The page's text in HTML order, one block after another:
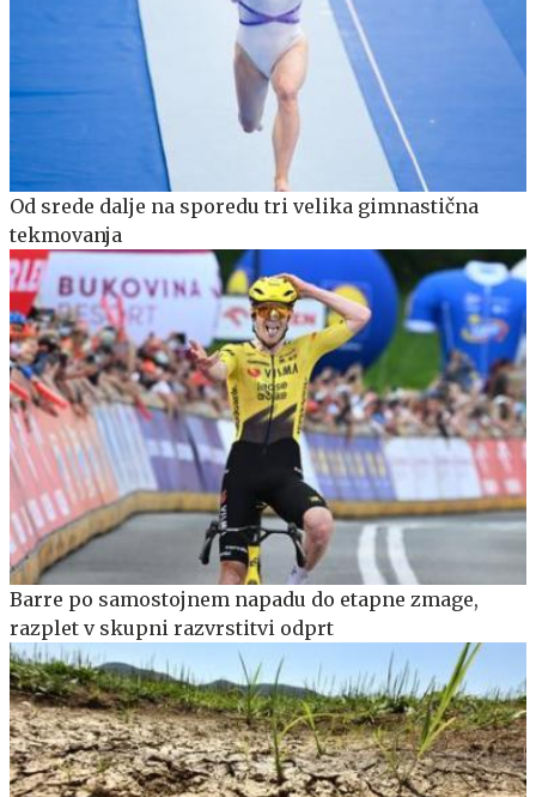
Od srede dalje na sporedu tri velika gimnastična
tekmovanja
Barre po samostojnem napadu do etapne zmage,
razplet v skupni razvrstitvi odprt